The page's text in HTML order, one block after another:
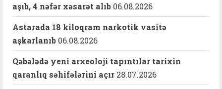
aşıb, 4 nəfər xəsarət alıb 06.08.2026
Astarada 18 kiloqram narkotik vasitə
aşkarlanıb 06.08.2026
Qəbələdə yeni arxeoloji tapıntılar tarixin
qaranlıq səhifələrini açır 28.07.2026